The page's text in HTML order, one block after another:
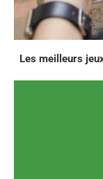
Les meilleurs